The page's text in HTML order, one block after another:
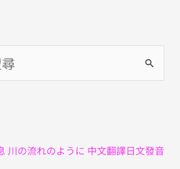
川の流れのように 中文翻譯日文發音